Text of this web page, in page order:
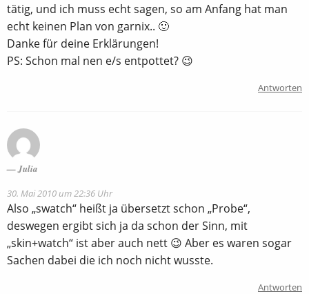
tätig, und ich muss echt sagen, so am Anfang hat man
echt keinen Plan von garnix.. 🙂
Danke für deine Erklärungen!
PS: Schon mal nen e/s entpottet? 😉
Antworten
Julia
30. Mai 2010 um 22:36 Uhr
Also „swatch“ heißt ja übersetzt schon „Probe“,
deswegen ergibt sich ja da schon der Sinn, mit
„skin+watch“ ist aber auch nett 😉 Aber es waren sogar
Sachen dabei die ich noch nicht wusste.
Antworten